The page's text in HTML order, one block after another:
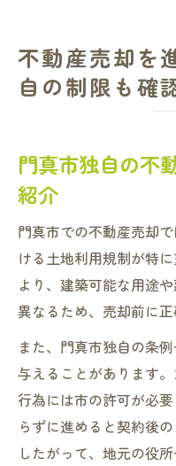
不動産売却を
自の制限も確
門真市独自の不
紹介
門真市での不動産売却
ける土地利用規制が特
より、建築可能な用途
異なるため、売却前に
また、門真市独自の条
与えることがあります
行為には市の許可が必
らずに進めると契約後
したがって、地元の役